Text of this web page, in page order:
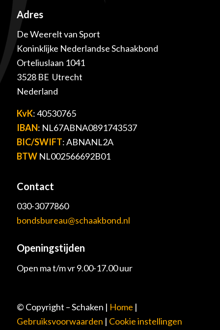
Adres
De Weerelt van Sport
Koninklijke Nederlandse Schaakbond
Orteliuslaan 1041
3528 BE Utrecht
Nederland
KvK: 40530765
IBAN: NL67ABNA0891743537
BIC/SWIFT: ABNANL2A
BTWNL002566692B01
Contact
030-3077860
bondsbureau@schaakbond.nl
Openingstijden
Open ma t/m vr 9.00-17.00 uur
© Copyright – Schaken | Home |
Gebruiksvoorwaarden | Cookie instellingen